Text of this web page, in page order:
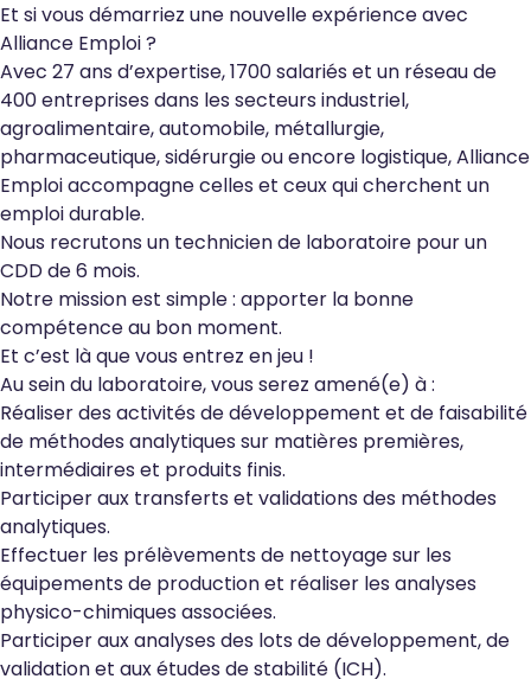
Et si vous démarriez une nouvelle expérience avec
Alliance Emploi ?
Avec 27 ans d’expertise, 1700 salariés et un réseau de
400 entreprises dans les secteurs industriel,
agroalimentaire, automobile, métallurgie,
pharmaceutique, sidérurgie ou encore logistique, Alliance
Emploi accompagne celles et ceux qui cherchent un
emploi durable.
Nous recrutons un technicien de laboratoire pour un
CDD de 6 mois.
Notre mission est simple : apporter la bonne
compétence au bon moment.
Et c’est là que vous entrez en jeu !
Au sein du laboratoire, vous serez amené(e) à :
Réaliser des activités de développement et de faisabilité
de méthodes analytiques sur matières premières,
intermédiaires et produits finis.
Participer aux transferts et validations des méthodes
analytiques.
Effectuer les prélèvements de nettoyage sur les
équipements de production et réaliser les analyses
physico-chimiques associées.
Participer aux analyses des lots de développement, de
validation et aux études de stabilité (ICH).